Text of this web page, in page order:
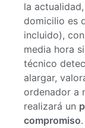
la
domicilio es
incluido),
media hora
técnico
alargar,
ordenador a
realizará un
compromiso